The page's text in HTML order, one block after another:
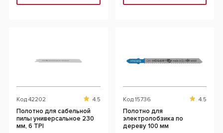
Код 42202 4.5
Полотно для сабельной
пилы универсальное 230
мм, 6 TPI
Код 15736 4.5
Полотно для
электролобзика по
дереву 100 мм